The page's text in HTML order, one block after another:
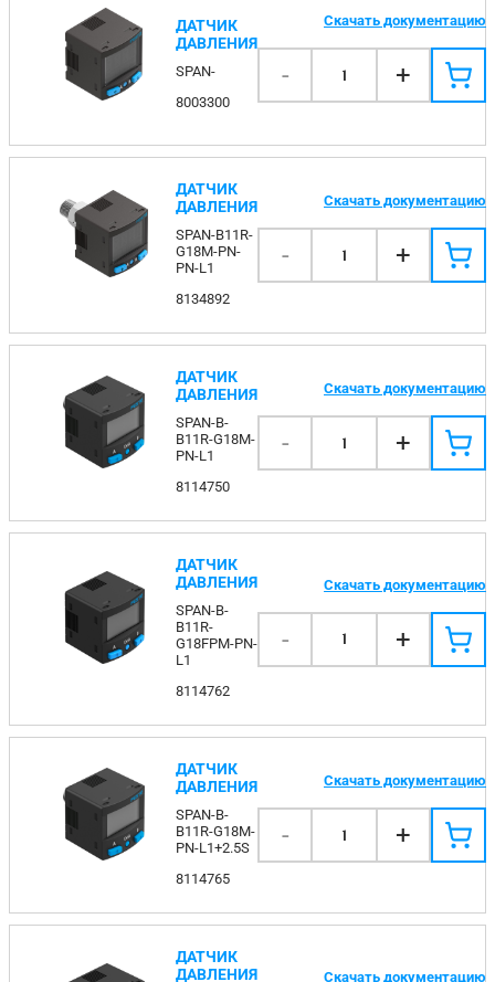
ДАТЧИК
ДАВЛЕНИЯ
SPAN-
8003300
Скачать документацию
- 1 +
ДАТЧИК
ДАВЛЕНИЯ
SPAN-B11R-
G18M-PN-
PN-L1
8134892
Скачать документацию
- 1 +
ДАТЧИК
ДАВЛЕНИЯ
SPAN-B-
B11R-G18M-
PN-L1
8114750
Скачать документацию
- 1 +
ДАТЧИК
ДАВЛЕНИЯ
SPAN-B-
B11R-
G18FPM-PN-
L1
8114762
Скачать документацию
- 1 +
ДАТЧИК
ДАВЛЕНИЯ
SPAN-B-
B11R-G18M-
PN-L1+2.5S
8114765
Скачать документацию
- 1 +
ДАТЧИК
ДАВЛЕНИЯ
Скачать документацию